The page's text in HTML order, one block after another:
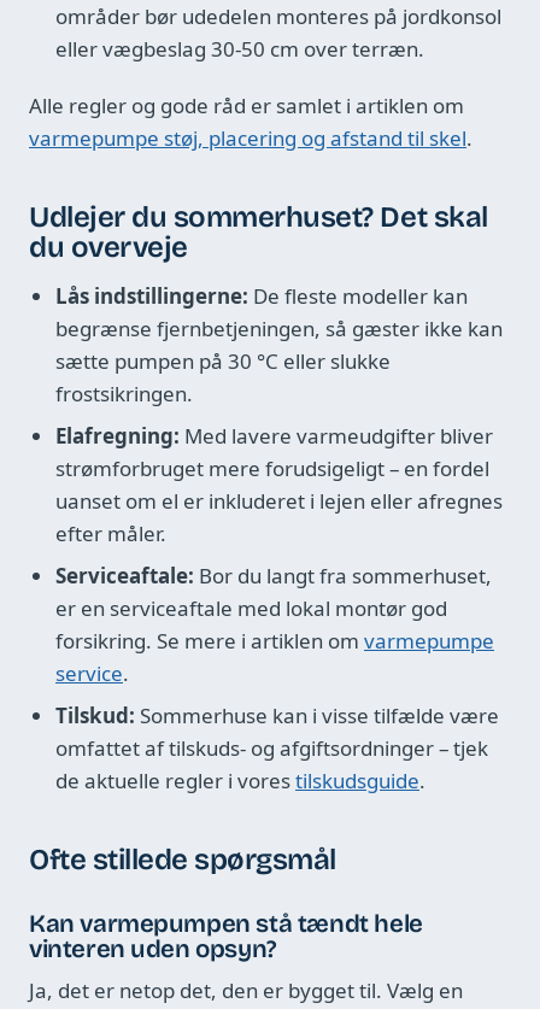
områder bør udedelen monteres på jordkonsol
eller vægbeslag 30-50 cm over terræn.
Alle regler og gode råd er samlet i artiklen om
varmepumpe støj, placering og afstand til skel.
Udlejer du sommerhuset? Det skal
du overveje
Lås indstillingerne: De fleste modeller kan
begrænse fjernbetjeningen, så gæster ikke kan
sætte pumpen på 30 °C eller slukke
frostsikringen.
Elafregning: Med lavere varmeudgifter bliver
strømforbruget mere forudsigeligt – en fordel
uanset om el er inkluderet i lejen eller afregnes
efter måler.
Serviceaftale: Bor du langt fra sommerhuset,
er en serviceaftale med lokal montør god
forsikring. Se mere i artiklen om varmepumpe
service.
Tilskud: Sommerhuse kan i visse tilfælde være
omfattet af tilskuds- og afgiftsordninger – tjek
de aktuelle regler i vorestilskudsguide.
Ofte stillede spørgsmål
Kan varmepumpen stå tændt hele
vinteren uden opsyn?
Ja, det er netop det, den er bygget til. Vælg en